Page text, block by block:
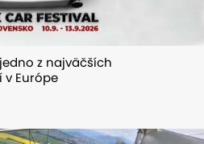
jedno z najväčších
Európe